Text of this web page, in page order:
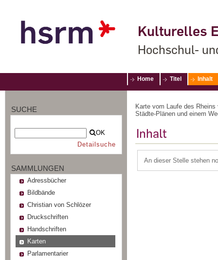
Kulturelles
Hochschul-
Home Titel Inhalt
SUCHE
OK
Detailsuche
SAMMLUNGEN
Adressbücher
Bildbände
Christian von Schlözer
Druckschriften
Handschriften
Karten
Parlamentarier
Karte vom Laufe des
Städte-Plänen und einem
Inhalt
An dieser Stelle stehen